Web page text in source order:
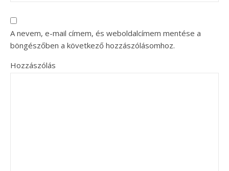
A nevem, e-mail címem, és weboldalcímem mentése a
böngészőben a következő hozzászólásomhoz.
Hozzászólás